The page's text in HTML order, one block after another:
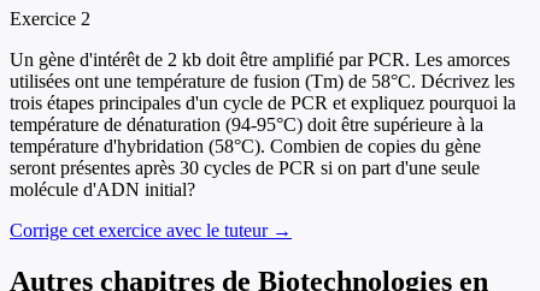
Exercice 2
Un gène d'intérêt de 2 kb doit être amplifié par PCR. Les amorces
utilisées ont une température de fusion (Tm) de 58°C. Décrivez les
trois étapes principales d'un cycle de PCR et expliquez pourquoi la
température de dénaturation (94-95°C) doit être supérieure à la
température d'hybridation (58°C). Combien de copies du gène
seront présentes après 30 cycles de PCR si on part d'une seule
molécule d'ADN initial?
Corrige cet exercice avec le tuteur →
Autres chapitres de Biotechnologies en